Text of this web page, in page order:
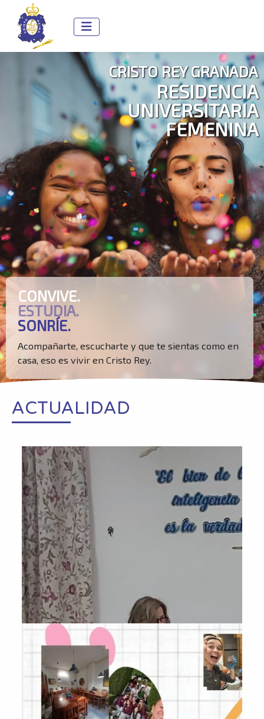
CONVIVE.
ESTUDIA.
SONRÍE.
Acompañarte, escucharte y que te sientas como en
casa, eso es vivir en Cristo Rey.
CRISTO REY GRANADA
RESIDENCIA
UNIVERSITARIA
FEMENINA
ACTUALIDAD